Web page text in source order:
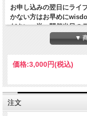
お申し込みの翌日にライ
かない方はお早めに
ださい。尚、開催当日の
催日の15時までにお願い
でき兼ねますので、予め
ご質問のある方は、ライ
【オンライン参加の重要事
▼
価格:3,000円(税込)
注文